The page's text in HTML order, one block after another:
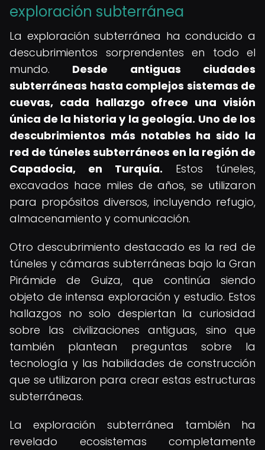
exploración subterránea
La exploración subterránea ha conducido a
descubrimientos sorprendentes en todo el
mundo. Desde antiguas ciudades
subterráneas hasta complejos sistemas de
cuevas, cada hallazgo ofrece una visión
única de la historia y la geología. Uno de los
descubrimientos más notables ha sido la
red de túneles subterráneos en la región de
Capadocia, en Turquía. Estos túneles,
excavados hace miles de años, se utilizaron
para propósitos diversos, incluyendo refugio,
almacenamiento y comunicación.
Otro descubrimiento destacado es la red de
túneles y cámaras subterráneas bajo la Gran
Pirámide de Guiza, que continúa siendo
objeto de intensa exploración y estudio. Estos
hallazgos no solo despiertan la curiosidad
sobre las civilizaciones antiguas, sino que
también plantean preguntas sobre la
tecnología y las habilidades de construcción
que se utilizaron para crear estas estructuras
subterráneas.
La exploración subterránea también ha
revelado ecosistemas completamente